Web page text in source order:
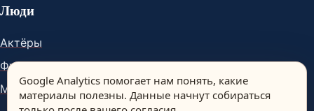
Люди
Актёры
Футболисты
Музыканты
Google Analytics помогает нам понять, какие
материалы полезны. Данные начнут собираться